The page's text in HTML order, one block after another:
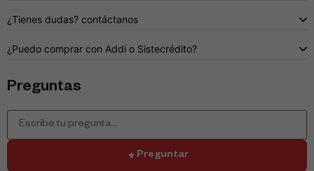
¿Tienes dudas? contáctanos
¿Puedo comprar con Addi o Sistecrédito?
Preguntas
Preguntar